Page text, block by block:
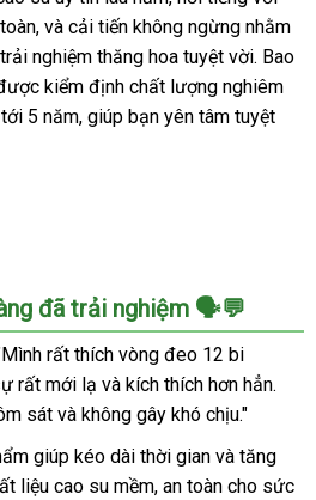
và cải tiến không ngừng nhằm
nghiệm thăng hoa tuyệt vời. Bao
kiểm định chất lượng nghiêm
5 năm, giúp bạn yên tâm tuyệt
đã trải nghiệm 🗣️💬
rất thích vòng đeo 12 bi
rất mới lạ và kích thích hơn hẳn.
sát và không gây khó chịu."
giúp kéo dài thời gian và tăng
liệu cao su mềm, an toàn cho sức